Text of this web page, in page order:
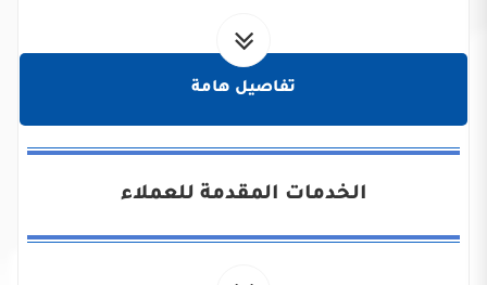
تفاصيل هامة
الخدمات المقدمة للعملاء